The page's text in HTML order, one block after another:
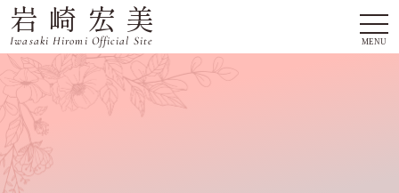
岩崎宏美
Iwasaki Hiromi Official Site MENU